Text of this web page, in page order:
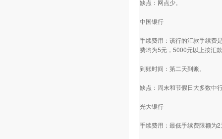
缺点：网点少。
中国银行
手续费用：该行的汇款手续费
费均为5元，5000元以上按汇
到账时间：第二天到账。
缺点：周末和节假日大多数中
光大银行
手续费用：最低手续费限额为